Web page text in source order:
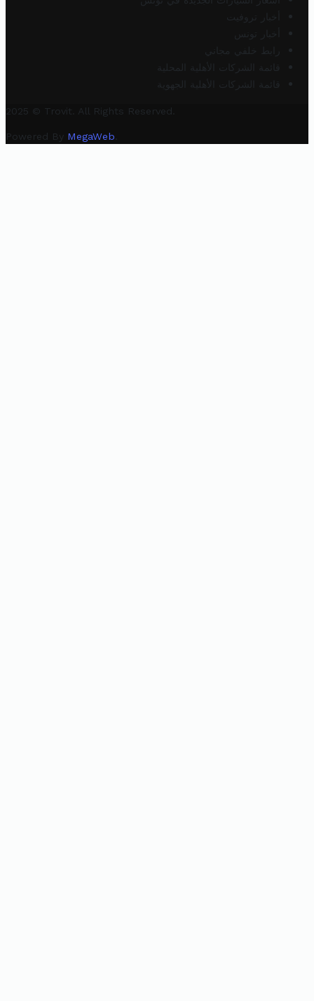
أخبار تروفيت
أخبار تونس
رابط خلفي مجاني
قائمة الشركات الأهلية المحلية
قائمة الشركات الأهلية الجهوية
2025 © Trovit. All Rights Reserved.
Powered By MegaWeb